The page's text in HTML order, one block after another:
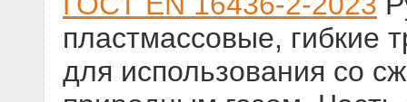
пластмассовые, гибкие
для использования со